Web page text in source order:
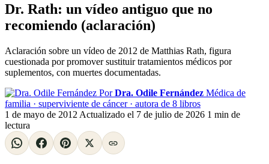
Dr. Rath: un vídeo antiguo que no
recomiendo (aclaración)
Aclaración sobre un vídeo de 2012 de Matthias Rath, figura
cuestionada por promover sustituir tratamientos médicos por
suplementos, con muertes documentadas.
Por Dra. Odile Fernández Médica de
familia · superviviente de cáncer · autora de 8 libros
1 de mayo de 2012 Actualizado el 7 de julio de 2026 1 min de
lectura